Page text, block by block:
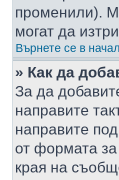
променили).
могат да
Върнете се в
» Как да
За да
направите
направите
от формата
края на